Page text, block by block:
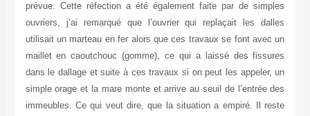
prévue. Cette réfection a été également faite par de simples
ouvriers, j’ai remarqué que l’ouvrier qui replaçait les dalles
utilisait un marteau en fer alors que ces travaux se font avec un
maillet en caoutchouc (gomme), ce qui a laissé des fissures
dans le dallage et suite à ces travaux si on peut les appeler, un
simple orage et la mare monte et arrive au seuil de l’entrée des
immeubles. Ce qui veut dire, que la situation a empiré. Il reste